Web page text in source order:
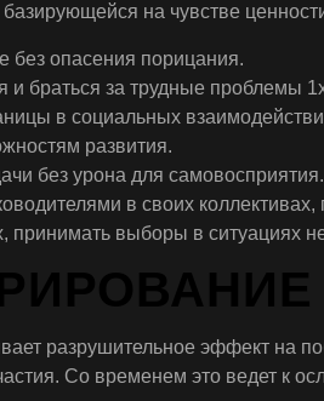
на чувстве
без опасения порицания.
и браться за трудные проблемы
в социальных
развития.
без урона для самовосприятия.
в своих коллективах,
выборы в ситуациях
разрушительное эффект на
Со временем это ведет к